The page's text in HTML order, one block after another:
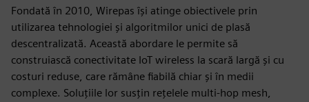
Fondată în 2010, Wirepas își atinge obiectivele prin
utilizarea tehnologiei și algoritmilor unici de plasă
descentralizată. Această abordare le permite să
construiască conectivitate IoT wireless la scară largă și cu
costuri reduse, care rămâne fiabilă chiar și în medii
complexe. Soluțiile lor susțin rețelele multi-hop mesh,